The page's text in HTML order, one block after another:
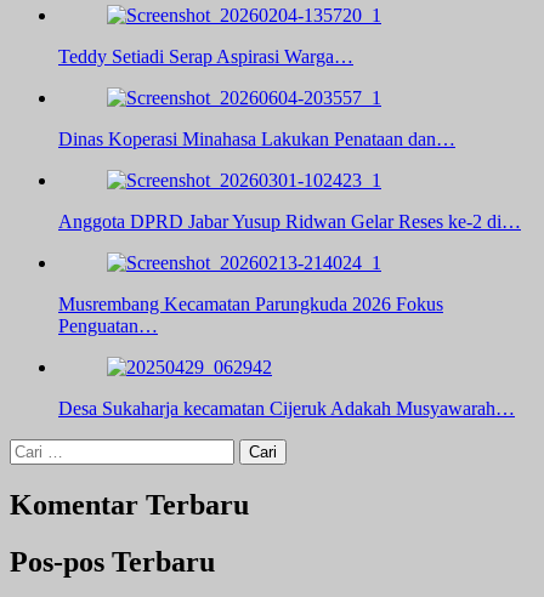
Teddy Setiadi Serap Aspirasi Warga…
Dinas Koperasi Minahasa Lakukan Penataan dan…
Anggota DPRD Jabar Yusup Ridwan Gelar Reses ke-2 di…
Musrembang Kecamatan Parungkuda 2026 Fokus
Penguatan…
Desa Sukaharja kecamatan Cijeruk Adakah Musyawarah…
Cari
untuk:
Komentar Terbaru
Pos-pos Terbaru